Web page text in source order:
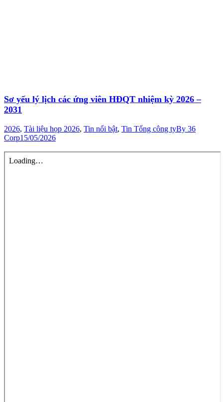
Sơ yếu lý lịch các ứng viên HĐQT nhiệm kỳ 2026 –
2031
2026, Tài liệu họp 2026, Tin nổi bật, Tin Tổng công tyBy 36
Corp15/05/2026